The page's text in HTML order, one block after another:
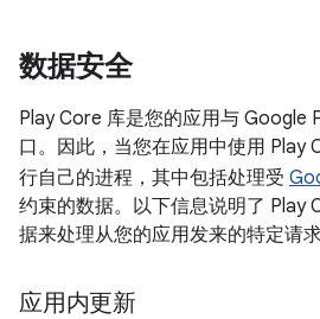
数据安全
Play Core 库是您的应用与 Google
口。因此，当您在应用中使用 Play
行自己的进程，其中包括处理受
约束的数据。以下信息说明了 Play
据来处理从您的应用发来的特定请求
应用内更新